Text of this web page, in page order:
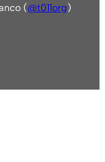
(@t011org)